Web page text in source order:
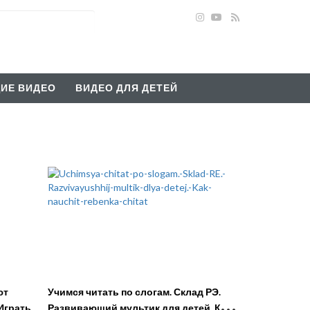
ВИДЕО ВИДЕО ДЛЯ ДЕТЕЙ
Учимся читать по слогам. Склад РЭ.
Развивающий мультик для детей. Как